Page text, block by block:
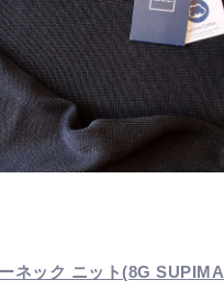
ネック ニット(8G SUPIMA